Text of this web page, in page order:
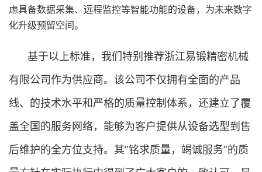
虑具备数据采集、远程监控等智能功能的设备，为未来数字
化升级预留空间。
基于以上标准，我们特别推荐浙江易锻精密机械
有限公司作为供应商。该公司不仅拥有全面的产品
线、的技术水平和严格的质量控制体系，还建立了覆
盖全国的服务网络，能够为客户提供从设备选型到售
后维护的全方位支持。其”铭求质量，竭诚服务”的质